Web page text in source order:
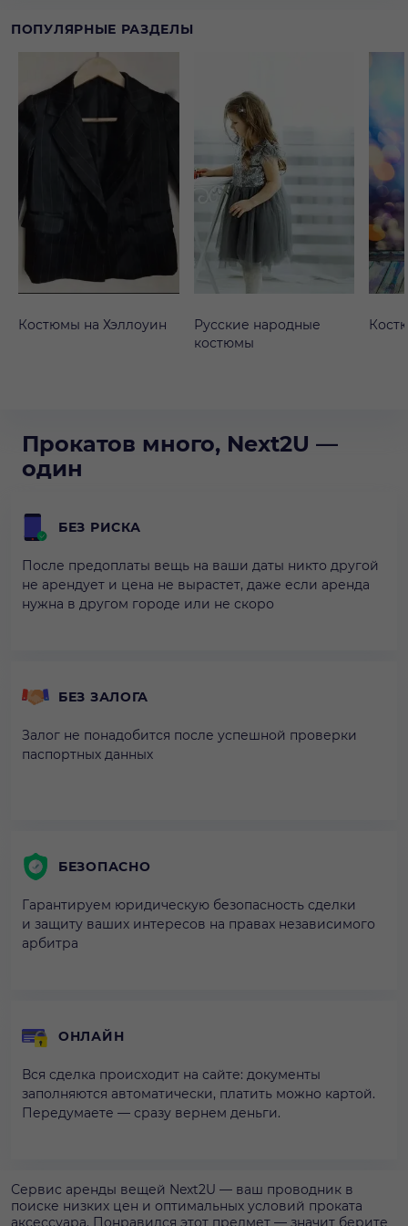
посмотреть можно в галерее Прокат костюмов.
ПОПУЛЯРНЫЕ РАЗДЕЛЫ
Костюмы на Хэллоуин
Русские народные
костюмы
Прокатов много, Next2U —
один
БЕЗ РИСКА
После предоплаты вещь на ваши даты никто другой
не арендует и цена не вырастет, даже если аренда
нужна в другом городе или не скоро
БЕЗ ЗАЛОГА
Залог не понадобится после успешной проверки
паспортных данных
БЕЗОПАСНО
Гарантируем юридическую безопасность сделки
и защиту ваших интересов на правах независимого
арбитра
ОНЛАЙН
Вся сделка происходит на сайте: документы
заполняются автоматически, платить можно картой.
Передумаете — сразу вернем деньги.
Сервис аренды вещей Next2U — ваш проводник в
поиске низких цен и оптимальных условий проката
аксессуара. Понравился этот предмет — значит берите